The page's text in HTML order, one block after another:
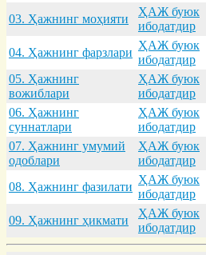
03. Ҳaжнинг моҳияти
ҲАЖ буюк
ибодатдир
04. Ҳaжнинг фaрзлaри
ҲАЖ буюк
ибодатдир
05. Ҳaжнинг
вожиблaри
ҲАЖ буюк
ибодатдир
06. Ҳaжнинг
суннaтлaри
ҲАЖ буюк
ибодатдир
07. Ҳaжнинг умумий
одоблaри
ҲАЖ буюк
ибодатдир
08. Ҳaжнинг фaзилaти
ҲАЖ буюк
ибодатдир
09. Ҳaжнинг ҳикмaти
ҲАЖ буюк
ибодатдир